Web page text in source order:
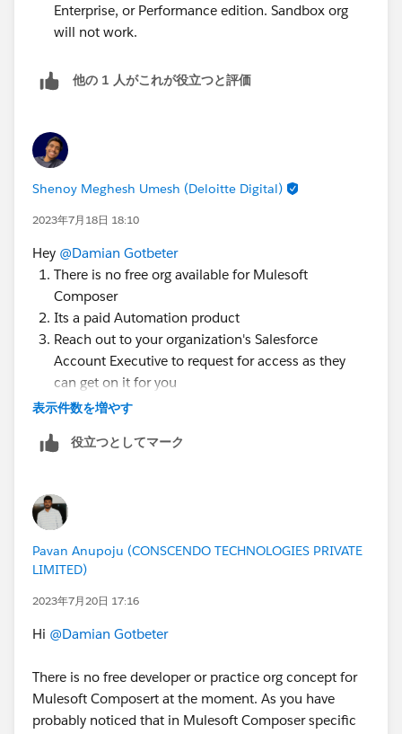
Enterprise, or Performance edition. Sandbox org
will not work.
他の 1 人がこれが役立つと評価
Shenoy Meghesh Umesh (Deloitte Digital)
2023年7月18日 18:10
Hey @Damian Gotbeter
There is no free org available for Mulesoft
Composer
Its a paid Automation product
Reach out to your organization's Salesforce
Account Executive to request for access as they
can get on it for you
For the Trailhead module you need to go through
untill you don't have access to it!
表示件数を増やす
役立つとしてマーク
Pavan Anupoju (CONSCENDO TECHNOLOGIES PRIVATE
LIMITED)
2023年7月20日 17:16
Hi @Damian Gotbeter
There is no free developer or practice org concept for
Mulesoft Composert at the moment. As you have
probably noticed that in Mulesoft Composer specific